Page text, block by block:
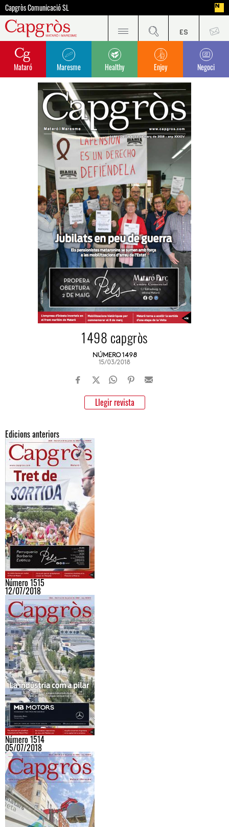
Capgròs Comunicació SL
Mataró Maresme Healthy Enjoy Negoci
1498 capgròs
NÚMERO 1498
15/03/2018
Llegir revista
Edicions anteriors
Número 1515
12/07/2018
Número 1514
05/07/2018